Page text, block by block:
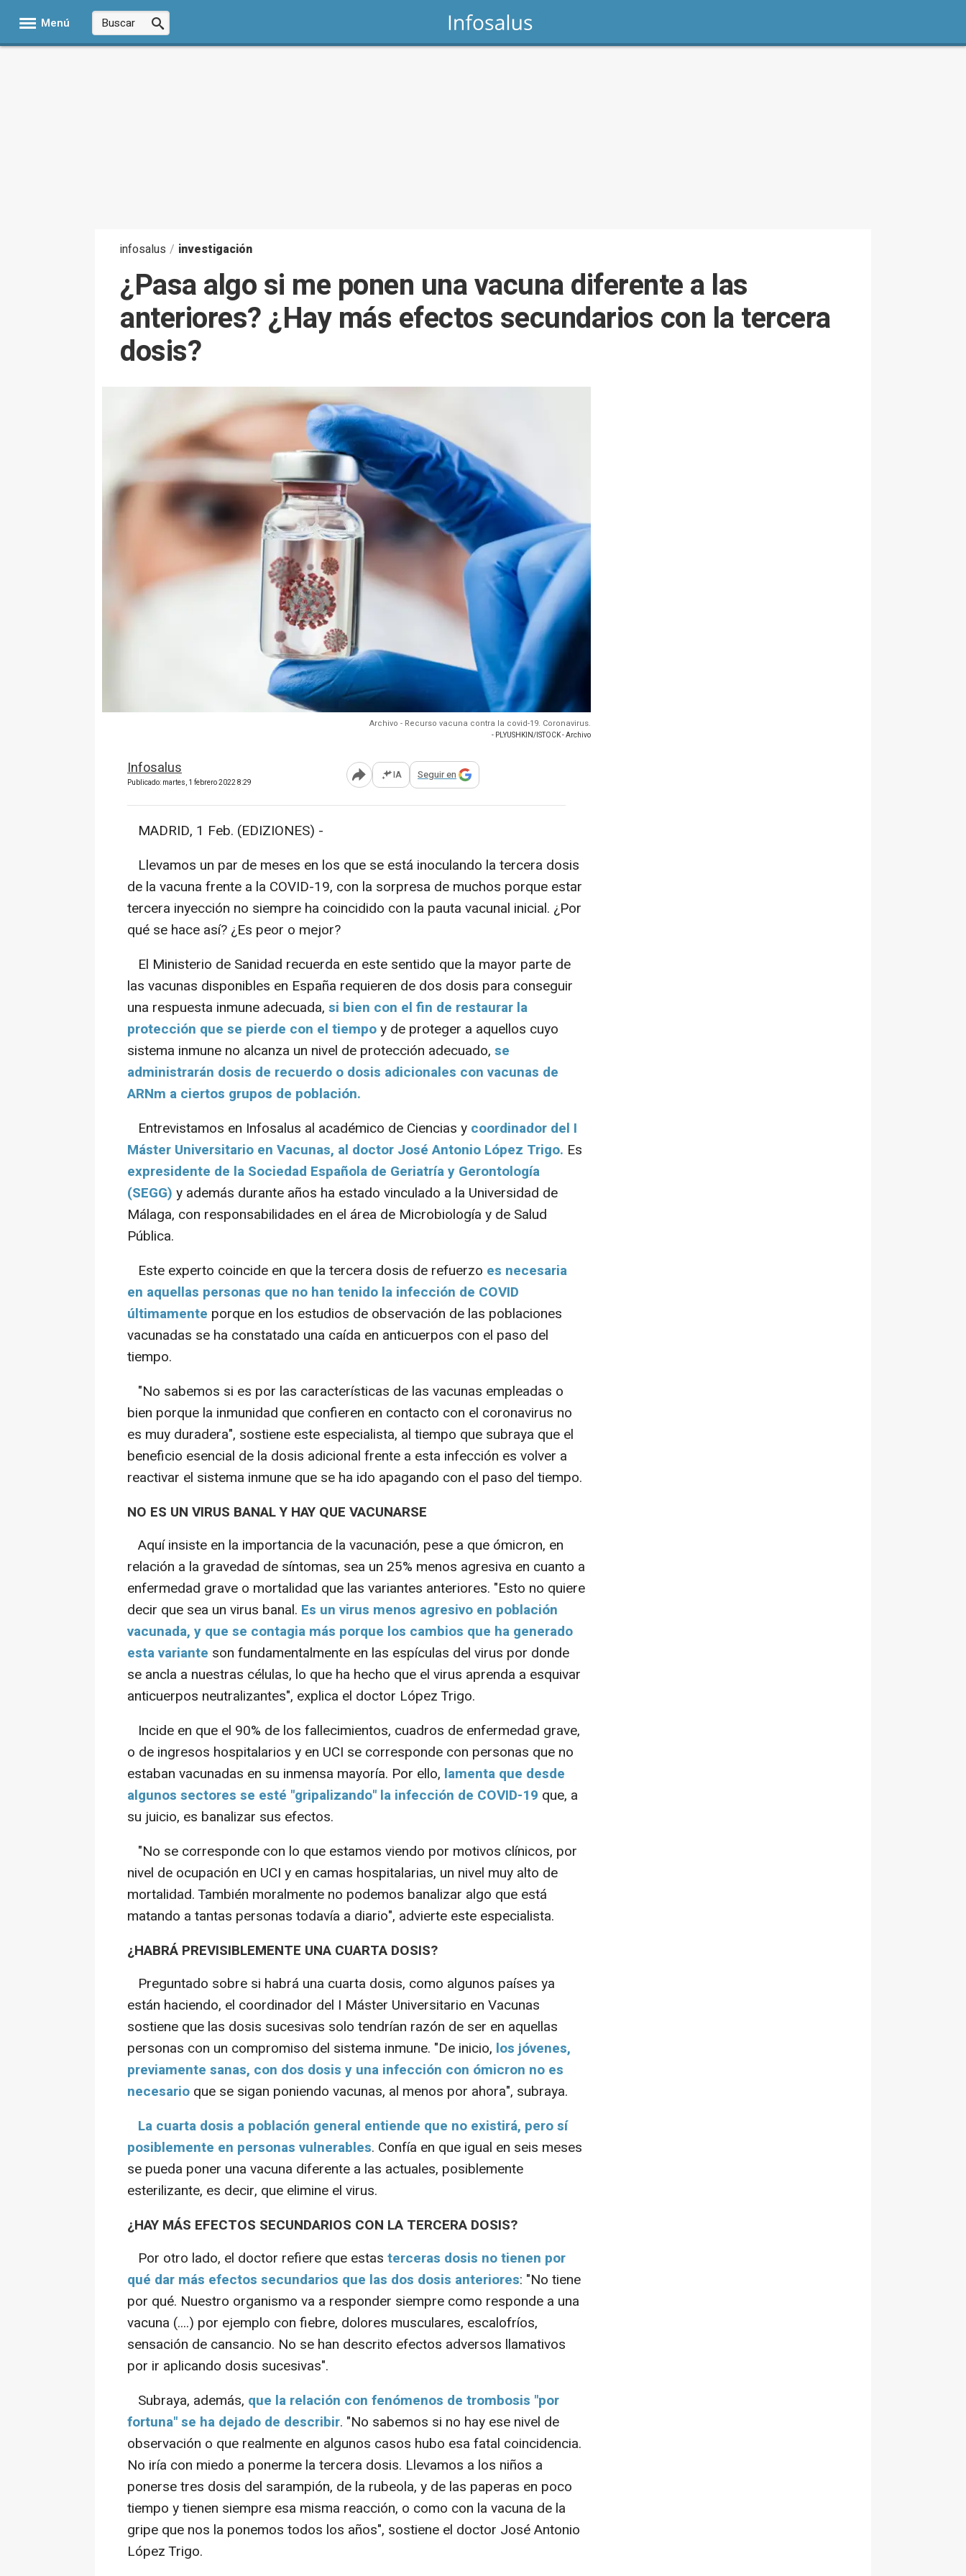
Menú
infosalus / investigación
¿Pasa algo si me ponen una vacuna diferente a las
anteriores? ¿Hay más efectos secundarios con la tercera
dosis?
Archivo - Recurso vacuna contra la covid-19. Coronavirus.
- PLYUSHKIN/ISTOCK - Archivo
Infosalus
Publicado: martes, 1 febrero 2022 8:29 Abrir opciones para compartir
IA Seguir en
MADRID, 1 Feb. (EDIZIONES) -
Llevamos un par de meses en los que se está inoculando la tercera dosis
de la vacuna frente a la COVID-19, con la sorpresa de muchos porque estar
tercera inyección no siempre ha coincidido con la pauta vacunal inicial. ¿Por
qué se hace así? ¿Es peor o mejor?
El Ministerio de Sanidad recuerda en este sentido que la mayor parte de
las vacunas disponibles en España requieren de dos dosis para conseguir
una respuesta inmune adecuada, si bien con el fin de restaurar la
protección que se pierde con el tiempoy de proteger a aquellos cuyo
sistema inmune no alcanza un nivel de protección adecuado, se
administrarán dosis de recuerdo o dosis adicionales con vacunas de
ARNm a ciertos grupos de población.
Entrevistamos en Infosalus al académico de Ciencias y coordinador del I
Máster Universitario en Vacunas, al doctor José Antonio López Trigo. Es
expresidente de la Sociedad Española de Geriatría y Gerontología
(SEGG) y además durante años ha estado vinculado a la Universidad de
Málaga, con responsabilidades en el área de Microbiología y de Salud
Pública.
Este experto coincide en que la tercera dosis de refuerzo es necesaria
en aquellas personas que no han tenido la infección de COVID
últimamente porque en los estudios de observación de las poblaciones
vacunadas se ha constatado una caída en anticuerpos con el paso del
tiempo.
"No sabemos si es por las características de las vacunas empleadas o
bien porque la inmunidad que confieren en contacto con el coronavirus no
es muy duradera", sostiene este especialista, al tiempo que subraya que el
beneficio esencial de la dosis adicional frente a esta infección es volver a
reactivar el sistema inmune que se ha ido apagando con el paso del tiempo.
NO ES UN VIRUS BANAL Y HAY QUE VACUNARSE
Aquí insiste en la importancia de la vacunación, pese a que ómicron, en
relación a la gravedad de síntomas, sea un 25% menos agresiva en cuanto a
enfermedad grave o mortalidad que las variantes anteriores. "Esto no quiere
decir que sea un virus banal. Es un virus menos agresivo en población
vacunada, y que se contagia más porque los cambios que ha generado
esta variante son fundamentalmente en las espículas del virus por donde
se ancla a nuestras células, lo que ha hecho que el virus aprenda a esquivar
anticuerpos neutralizantes", explica el doctor López Trigo.
Incide en que el 90% de los fallecimientos, cuadros de enfermedad grave,
o de ingresos hospitalarios y en UCI se corresponde con personas que no
estaban vacunadas en su inmensa mayoría. Por ello, lamenta que desde
algunos sectores se esté "gripalizando" la infección de COVID-19 que, a
su juicio, es banalizar sus efectos.
"No se corresponde con lo que estamos viendo por motivos clínicos, por
nivel de ocupación en UCI y en camas hospitalarias, un nivel muy alto de
mortalidad. También moralmente no podemos banalizar algo que está
matando a tantas personas todavía a diario", advierte este especialista.
¿HABRÁ PREVISIBLEMENTE UNA CUARTA DOSIS?
Preguntado sobre si habrá una cuarta dosis, como algunos países ya
están haciendo, el coordinador del I Máster Universitario en Vacunas
sostiene que las dosis sucesivas solo tendrían razón de ser en aquellas
personas con un compromiso del sistema inmune. "De inicio, los jóvenes,
previamente sanas, con dos dosis y una infección con ómicron no es
necesario que se sigan poniendo vacunas, al menos por ahora", subraya.
La cuarta dosis a población general entiende que no existirá, pero sí
posiblemente en personas vulnerables. Confía en que igual en seis meses
se pueda poner una vacuna diferente a las actuales, posiblemente
esterilizante, es decir, que elimine el virus.
¿HAY MÁS EFECTOS SECUNDARIOS CON LA TERCERA DOSIS?
Por otro lado, el doctor refiere que estas terceras dosis no tienen por
qué dar más efectos secundarios que las dos dosis anteriores: "No tiene
por qué. Nuestro organismo va a responder siempre como responde a una
vacuna (....) por ejemplo con fiebre, dolores musculares, escalofríos,
sensación de cansancio. No se han descrito efectos adversos llamativos
por ir aplicando dosis sucesivas".
Subraya, además, que la relación con fenómenos de trombosis "por
fortuna" se ha dejado de describir. "No sabemos si no hay ese nivel de
observación o que realmente en algunos casos hubo esa fatal coincidencia.
No iría con miedo a ponerme la tercera dosis. Llevamos a los niños a
ponerse tres dosis del sarampión, de la rubeola, y de las paperas en poco
tiempo y tienen siempre esa misma reacción, o como con la vacuna de la
gripe que nos la ponemos todos los años", sostiene el doctor José Antonio
López Trigo.